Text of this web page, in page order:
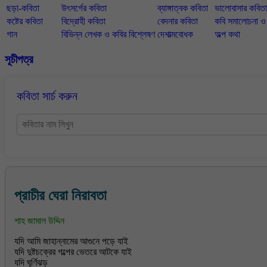
ছড়া-কবিতা
উৎসর্গের কবিতা ব্যাঙ্গাত্বক কবিতা
ভালোবাসার কবিতা
কষ্টের কবিতা
বিদ্রোহী কবিতা বেদনার কবিতা
কবি সমালোচনা
গান
বিভিন্ন লেখক ও কবির বিশ্লেষণ দেশাত্মবোধক অল্প কথা
সূচীপত্র
কবিতা সার্চ করুন
প্রাচীর ঘেরা নিরাবতা
শাহ জামাল উদ্দিন
যদি আমি জাহান্নামের আগুনে পড়ে যাই
যদি দুষ্টচক্রের গল্পের ভেতরে আটকে যাই
যদি ঘূর্ণিঝড়